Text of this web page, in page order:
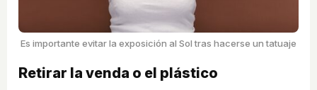
Es importante evitar la exposición al Sol tras hacerse un tatuaje
Retirar la venda o el plástico